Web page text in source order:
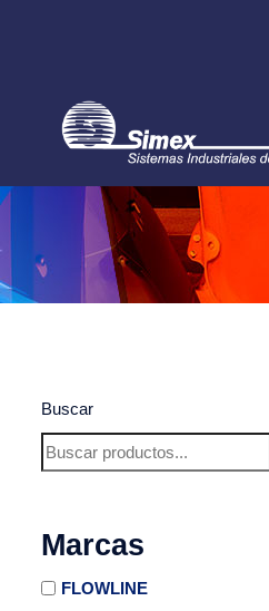
Buscar
Marcas
FLOWLINE